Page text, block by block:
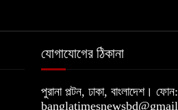
যোগাযোগের ঠিকানা
পুরানা পল্টন, ঢাকা, বাংলাদেশ।